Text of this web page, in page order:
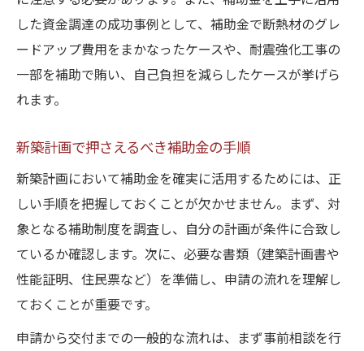
した資金調達の成功事例として、補助金で断熱材のグレ
ードアップ費用をまかなったケースや、耐震強化工事の
一部を補助で賄い、自己負担を減らしたケースが挙げら
れます。
新築計画で押さえるべき補助金の手順
新築計画において補助金を確実に活用するためには、正
しい手順を把握しておくことが欠かせません。まず、対
象となる補助制度を調査し、自分の計画が条件に合致し
ているか確認します。次に、必要な書類（建築計画書や
性能証明、住民票など）を準備し、申請の流れを理解し
ておくことが重要です。
申請から交付までの一般的な流れは、まず事前相談を行